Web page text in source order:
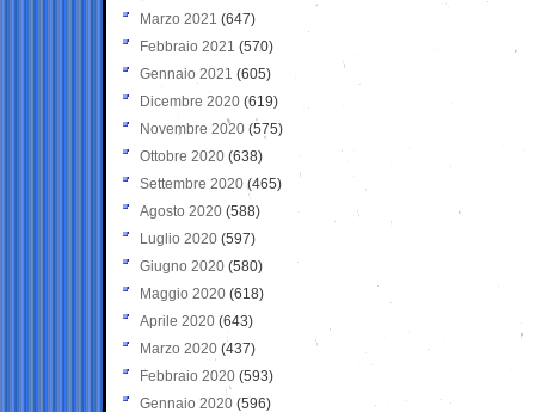
Marzo 2021 (647)
Febbraio 2021 (570)
Gennaio 2021 (605)
Dicembre 2020 (619)
Novembre 2020 (575)
Ottobre 2020 (638)
Settembre 2020(465)
Agosto 2020 (588)
Luglio 2020 (597)
Giugno 2020 (580)
Maggio 2020 (618)
Aprile 2020 (643)
Marzo 2020 (437)
Febbraio 2020 (593)
Gennaio 2020 (596)